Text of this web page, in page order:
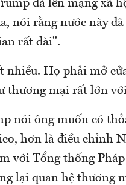
đã lên mạng xã
nói rằng nước này
rất dài".
nhiều. Họ phải mở
thương mại rất lớn
nói ông muốn có
hơn là điều chỉnh
với Tổng thống
lại quan hệ thương